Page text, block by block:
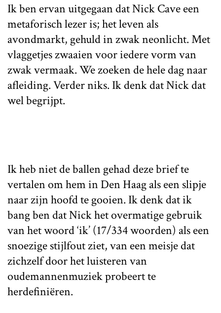
Ik ben ervan uitgegaan dat Nick Cave een
metaforisch lezer is; het leven als
avondmarkt, gehuld in zwak neonlicht. Met
vlaggetjes zwaaien voor iedere vorm van
zwak vermaak. We zoeken de hele dag naar
afleiding. Verder niks. Ik denk dat Nick dat
wel begrijpt.
Ik heb niet de ballen gehad deze brief te
vertalen om hem in Den Haag als een slipje
naar zijn hoofd te gooien. Ik denk dat ik
bang ben dat Nick het overmatige gebruik
van het woord ‘ik’ (17/334 woorden) als een
snoezige stijlfout ziet, van een meisje dat
zichzelf door het luisteren van
oudemannenmuziek probeert te
herdefiniëren.